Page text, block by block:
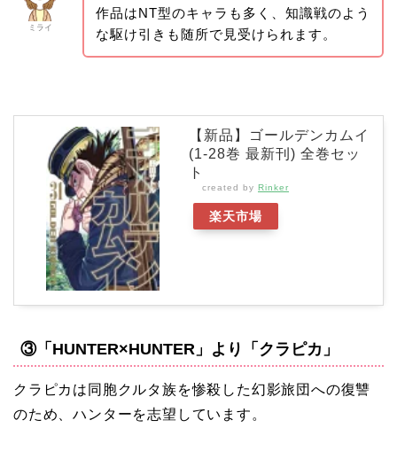
ミライ
作品はNT型のキャラも多く、知識戦のよう
な駆け引きも随所で見受けられます。
【新品】ゴールデンカムイ
(1-28巻 最新刊) 全巻セッ
ト
created by Rinker
楽天市場
③「HUNTER×HUNTER」より「クラピカ」
クラピカは同胞クルタ族を惨殺した幻影旅団への復讐
のため、ハンターを志望しています。